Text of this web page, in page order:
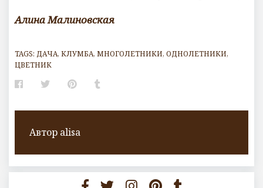
Алина Малиновская
TAGS: ДАЧА, КЛУМБА, МНОГОЛЕТНИКИ, ОДНОЛЕТНИКИ,
ЦВЕТНИК
FacebookTwitterPinterest
Автор alisa